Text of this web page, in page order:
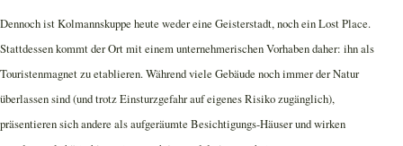
Dennoch ist Kolmannskuppe heute weder eine Geisterstadt, noch ein Lost Place.
Stattdessen kommt der Ort mit einem unternehmerischen Vorhaben daher: ihn als
Touristenmagnet zu etablieren. Während viele Gebäude noch immer der Natur
überlassen sind (und trotz Einsturzgefahr auf eigenes Risiko zugänglich),
präsentieren sich andere als aufgeräumte Besichtigungs-Häuser und wirken